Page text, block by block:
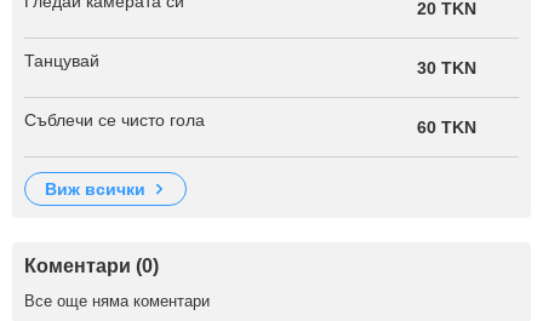
20 TKN
Танцувай 30 TKN
Съблечи се чисто гола 60 TKN
виж всички
Коментари (0)
Все още няма коментари